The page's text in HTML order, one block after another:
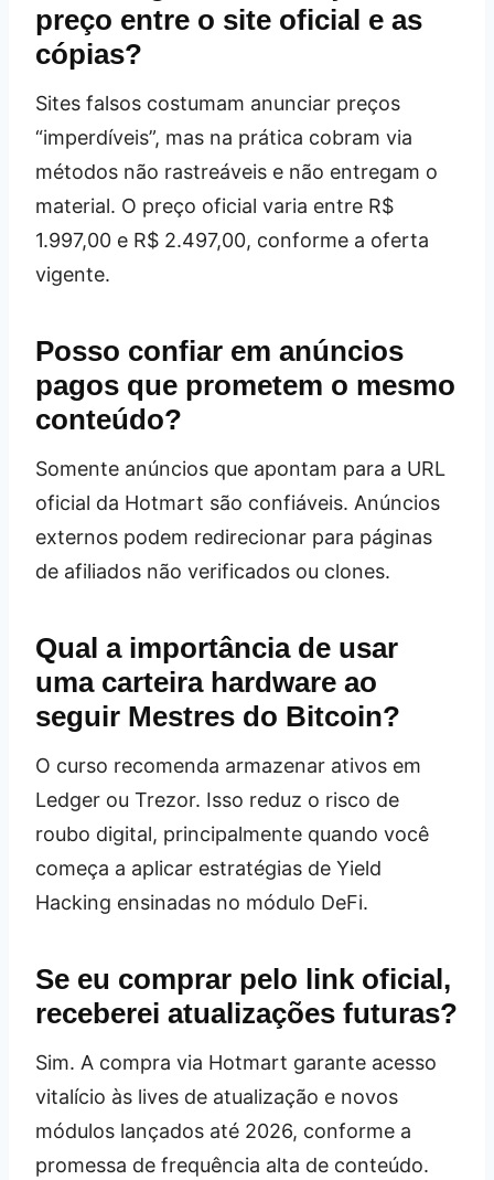
preço entre o site oficial e as
cópias?
Sites falsos costumam anunciar preços
“imperdíveis”, mas na prática cobram via
métodos não rastreáveis e não entregam o
material. O preço oficial varia entre R$
1.997,00 e R$ 2.497,00, conforme a oferta
vigente.
Posso confiar em anúncios
pagos que prometem o mesmo
conteúdo?
Somente anúncios que apontam para a URL
oficial da Hotmart são confiáveis. Anúncios
externos podem redirecionar para páginas
de afiliados não verificados ou clones.
Qual a importância de usar
uma carteira hardware ao
seguir Mestres do Bitcoin?
O curso recomenda armazenar ativos em
Ledger ou Trezor. Isso reduz o risco de
roubo digital, principalmente quando você
começa a aplicar estratégias de Yield
Hacking ensinadas no módulo DeFi.
Se eu comprar pelo link oficial,
receberei atualizações futuras?
Sim. A compra via Hotmart garante acesso
vitalício às lives de atualização e novos
módulos lançados até 2026, conforme a
promessa de frequência alta de conteúdo.